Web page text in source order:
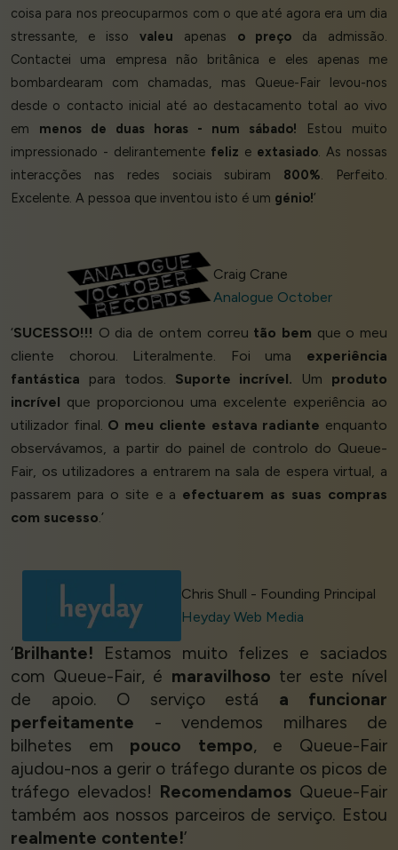
coisa para nos preocuparmos com o que até agora era um dia
stressante, e isso valeu apenas o preço da admissão.
Contactei uma empresa não britânica e eles apenas me
bombardearam com chamadas, mas Queue-Fair levou-nos
desde o contacto inicial até ao destacamento total ao vivo
em menos de duas horas - num sábado! Estou muito
impressionado - delirantemente feliz e extasiado. As nossas
interacções nas redes sociais subiram 800%. Perfeito.
Excelente. A pessoa que inventou isto é um génio!’
Craig Crane
Analogue October
‘SUCESSO!!! O dia de ontem correu tão bem que o meu
cliente chorou. Literalmente. Foi uma experiência
fantástica para todos. Suporte incrível. Um produto
incrível que proporcionou uma excelente experiência ao
utilizador final. O meu cliente estava radiante enquanto
observávamos, a partir do painel de controlo do Queue-
Fair, os utilizadores a entrarem na sala de espera virtual, a
passarem para o site e a efectuarem as suas compras
com sucesso.’
Chris Shull - Founding Principal
Heyday Web Media
‘Brilhante! Estamos muito felizes e saciados
com Queue-Fair, é maravilhoso ter este nível
de apoio. O serviço está a funcionar
perfeitamente - vendemos milhares de
bilhetes em pouco tempo, e Queue-Fair
ajudou-nos a gerir o tráfego durante os picos de
tráfego elevados! Recomendamos Queue-Fair
também aos nossos parceiros de serviço. Estou
realmente contente!’